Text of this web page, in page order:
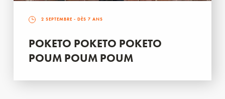
2 SEPTEMBRE - DÈS 7 ANS
POKETO POKETO POKETO
POUM POUM POUM